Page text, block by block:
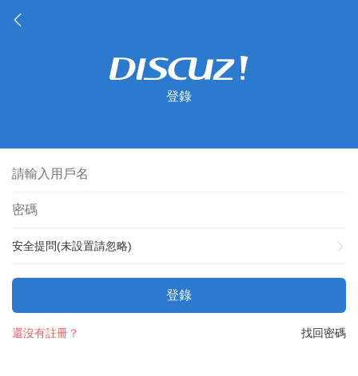
登錄
安全提問(未設置請忽略)
登錄
找回密碼
還沒有註冊？